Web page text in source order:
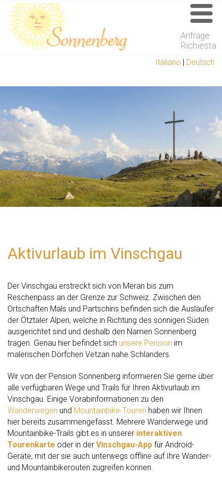
Anfrage
Richiesta
Italiano | Deutsch
Aktivurlaub im Vinschgau
Der Vinschgau erstreckt sich von Meran bis zum
Reschenpass an der Grenze zur Schweiz. Zwischen den
Ortschaften Mals und Partschins befinden sich die Ausläufer
der Ötztaler Alpen, welche in Richtung des sonnigen Süden
ausgerichtet sind und deshalb den Namen Sonnenberg
tragen. Genau hier befindet sich unsere Pension im
malerischen Dörfchen Vetzan nahe Schlanders.
Wir von der Pension Sonnenberg informieren Sie gerne über
alle verfügbaren Wege und Trails für Ihren Aktivurlaub im
Vinschgau. Einige Vorabinformationen zu den
Wanderwegen und Mountainbike-Touren haben wir Ihnen
hier bereits zusammengefasst. Mehrere Wanderwege und
Mountainbike-Trails gibt es in unserer interaktiven
Tourenkarte oder in der Vinschgau-App für Android-
Geräte, mit der sie auch unterwegs offline auf Ihre Wander-
und Mountainbikerouten zugreifen können.